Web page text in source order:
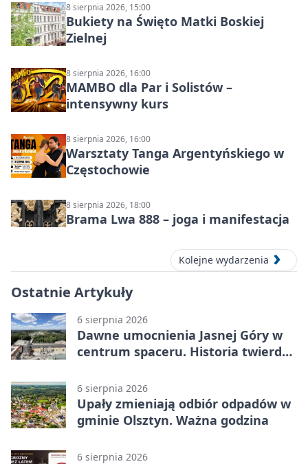
8 sierpnia 2026, 15:00
Bukiety na Święto Matki Boskiej
Zielnej
8 sierpnia 2026, 16:00
MAMBO dla Par i Solistów –
intensywny kurs
8 sierpnia 2026, 16:00
Warsztaty Tanga Argentyńskiego w
Częstochowie
8 sierpnia 2026, 18:00
Brama Lwa 888 – joga i manifestacja
Kolejne wydarzenia
Ostatnie Artykuły
6 sierpnia 2026
Dawne umocnienia Jasnej Góry w
centrum spaceru. Historia twierdzy
6 sierpnia 2026
Upały zmieniają odbiór odpadów w
gminie Olsztyn. Ważna godzina
6 sierpnia 2026